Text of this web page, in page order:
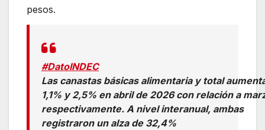
pesos.
#DatoINDEC
Las canastas básicas alimentaria y total
1,1% y 2,5% en abril de 2026 con relación a
respectivamente. A nivel interanual, ambas
registraron un alza de 32,4%